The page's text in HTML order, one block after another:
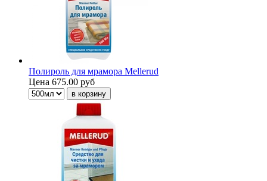
Полироль для мрамора Mellerud
Цена 675.00 руб